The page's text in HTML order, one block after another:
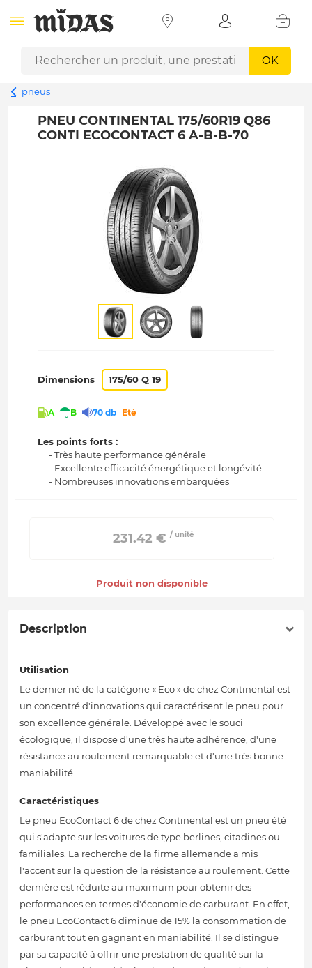
OK
pneus
PNEU CONTINENTAL 175/60R19 Q86
CONTI ECOCONTACT 6 A-B-B-70
Dimensions 175/60 Q 19
A B 70 db Eté
Les points forts :
- Très haute performance générale
- Excellente efficacité énergétique et longévité
- Nombreuses innovations embarquées
231.42 € / unité
Produit non disponible
Description
Utilisation
Le dernier né de la catégorie « Eco » de chez Continental est
un concentré d'innovations qui caractérisent le pneu pour
son excellence générale. Développé avec le souci
écologique, il dispose d'une très haute adhérence, d'une
résistance au roulement remarquable et d'une très bonne
maniabilité.
Caractéristiques
Le pneu EcoContact 6 de chez Continental est un pneu été
qui s'adapte sur les voitures de type berlines, citadines ou
familiales. La recherche de la firme allemande a mis
l'accent sur la question de la résistance au roulement. Cette
dernière est réduite au maximum pour obtenir des
performances en termes d'économie de carburant. En effet,
le pneu EcoContact 6 diminue de 15% la consommation de
carburant tout en gagnant en maniabilité. Il se distingue
par sa capacité à offrir une prestation de qualité sur la